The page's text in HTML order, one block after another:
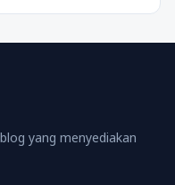
yang menyediakan